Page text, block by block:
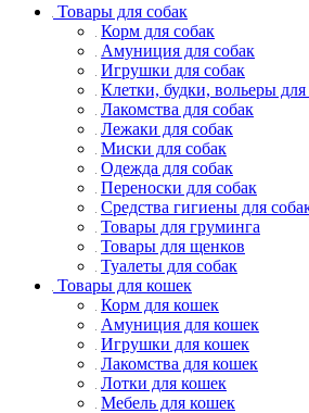
Товары для собак
Корм для собак
Амуниция для собак
Игрушки для собак
Клетки, будки, вольеры для
Лакомства для собак
Лежаки для собак
Миски для собак
Одежда для собак
Переноски для собак
Средства гигиены для
Товары для груминга
Товары для щенков
Туалеты для собак
Товары для кошек
Корм для кошек
Амуниция для кошек
Игрушки для кошек
Лакомства для кошек
Лотки для кошек
Мебель для кошек